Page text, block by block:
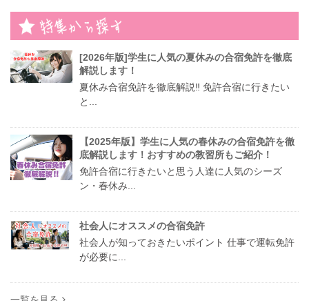
[2026年版]学生に人気の夏休みの合宿免許を徹底
解説します！
夏休み合宿免許を徹底解説‼︎ 免許合宿に行きたい
と...
【2025年版】学生に人気の春休みの合宿免許を徹
底解説します！おすすめの教習所もご紹介！
免許合宿に行きたいと思う人達に人気のシーズ
ン・春休み...
社会人にオススメの合宿免許
社会人が知っておきたいポイント 仕事で運転免許
が必要に...